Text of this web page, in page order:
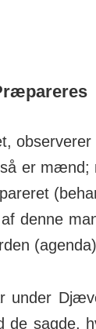
er mænd;
denne
under
de sagde,